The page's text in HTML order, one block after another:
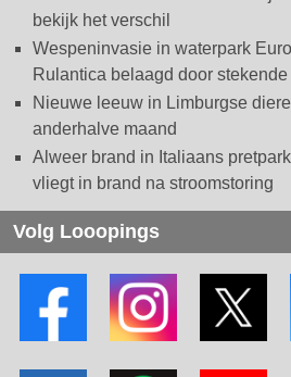
bekijk het verschil
Wespeninvasie in waterpark
Rulantica belaagd door
Nieuwe leeuw in Limburgse
anderhalve maand
Alweer brand in Italiaans
vliegt in brand na stroomstoring
Volg Looopings